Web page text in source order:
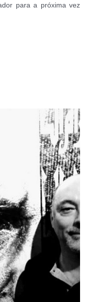
para a próxima vez